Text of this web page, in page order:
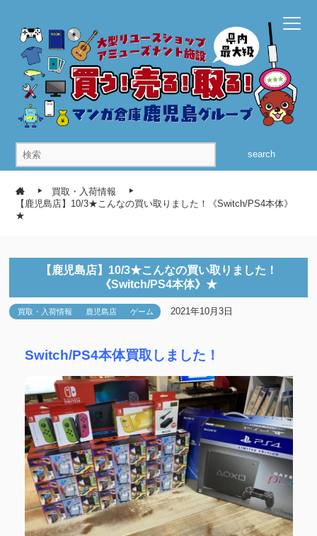
search
買取・入荷情報
【鹿児島店】10/3★こんなの買い取りました！《Switch/PS4本体》
★
【鹿児島店】10/3★こんなの買い取りました！
《Switch/PS4本体》★
買取・入荷情報 鹿児島店 ゲーム 2021年10月3日
Switch/PS4本体買取しました！